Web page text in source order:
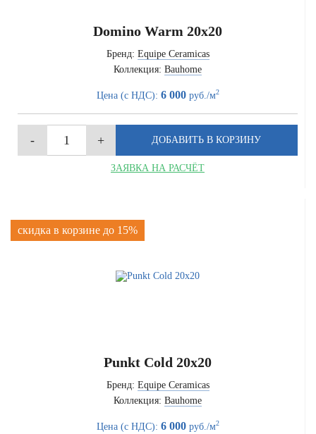
Domino Warm 20x20
Бренд: Equipe Ceramicas
Коллекция: Bauhome
Цена (с НДС): 6 000руб./м2
ЗАЯВКА НА РАСЧЁТ
скидка в корзине до 15%
Punkt Cold 20x20
Бренд: Equipe Ceramicas
Коллекция: Bauhome
Цена (с НДС): 6 000руб./м2